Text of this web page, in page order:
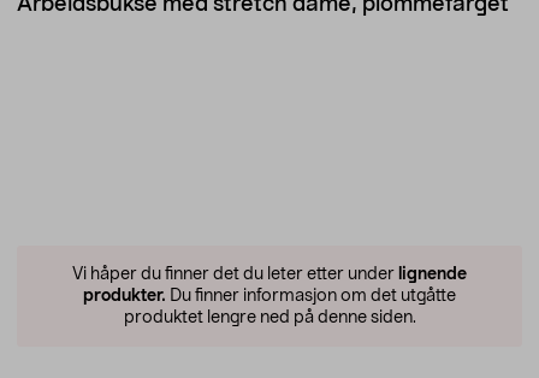
Arbeidsbukse med stretch dame, plommefarget
Vi håper du finner det du leter etter under lignende
produkter. Du finner informasjon om det utgåtte
produktet lengre ned på denne siden.